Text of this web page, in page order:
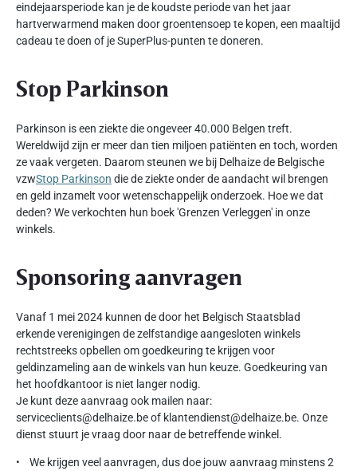
eindejaarsperiode kan je de koudste periode van het jaar
hartverwarmend maken door groentensoep te kopen, een maaltijd
cadeau te doen of je SuperPlus-punten te doneren.
Stop Parkinson
Parkinson is een ziekte die ongeveer 40.000 Belgen treft.
Wereldwijd zijn er meer dan tien miljoen patiënten en toch, worden
ze vaak vergeten. Daarom steunen we bij Delhaize de Belgische
vzwStop Parkinson die de ziekte onder de aandacht wil brengen
en geld inzamelt voor wetenschappelijk onderzoek. Hoe we dat
deden? We verkochten hun boek 'Grenzen Verleggen' in onze
winkels.
Sponsoring aanvragen
Vanaf 1 mei 2024 kunnen de door het Belgisch Staatsblad
erkende verenigingen de zelfstandige aangesloten winkels
rechtstreeks opbellen om goedkeuring te krijgen voor
geldinzameling aan de winkels van hun keuze. Goedkeuring van
het hoofdkantoor is niet langer nodig.
Je kunt deze aanvraag ook mailen naar:
serviceclients@delhaize.be of klantendienst@delhaize.be. Onze
dienst stuurt je vraag door naar de betreffende winkel.
• We krijgen veel aanvragen, dus doe jouw aanvraag minstens 2